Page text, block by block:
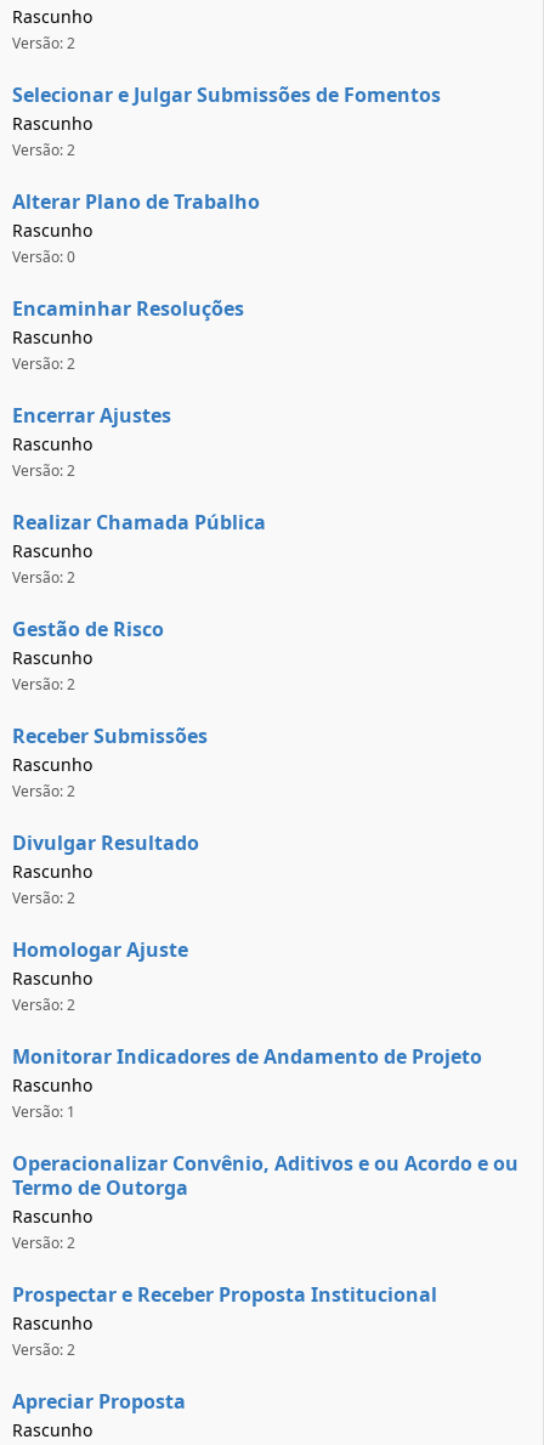
Rascunho
Versão: 2
Selecionar e Julgar Submissões de Fomentos
Rascunho
Versão: 2
Alterar Plano de Trabalho
Rascunho
Versão: 0
Encaminhar Resoluções
Rascunho
Versão: 2
Encerrar Ajustes
Rascunho
Versão: 2
Realizar Chamada Pública
Rascunho
Versão: 2
Gestão de Risco
Rascunho
Versão: 2
Receber Submissões
Rascunho
Versão: 2
Divulgar Resultado
Rascunho
Versão: 2
Homologar Ajuste
Rascunho
Versão: 2
Monitorar Indicadores de Andamento de Projeto
Rascunho
Versão: 1
Operacionalizar Convênio, Aditivos e ou Acordo e ou
Termo de Outorga
Rascunho
Versão: 2
Prospectar e Receber Proposta Institucional
Rascunho
Versão: 2
Apreciar Proposta
Rascunho